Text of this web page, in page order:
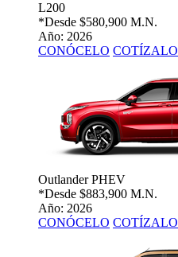
L200
*Desde $580,900 M.N.
Año: 2026
CONÓCELO COTÍZALO
Outlander PHEV
*Desde $883,900 M.N.
Año: 2026
CONÓCELO COTÍZALO